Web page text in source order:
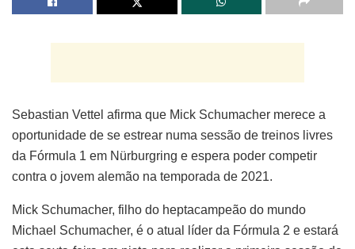
Sebastian Vettel afirma que Mick Schumacher merece a
oportunidade de se estrear numa sessão de treinos livres
da Fórmula 1 em Nürburgring e espera poder competir
contra o jovem alemão na temporada de 2021.
Mick Schumacher, filho do heptacampeão do mundo
Michael Schumacher, é o atual líder da Fórmula 2 e estará